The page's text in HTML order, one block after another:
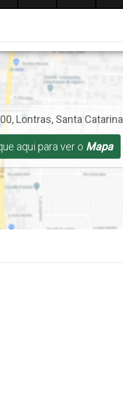
, Lontras, Santa Catarina
aqui para ver o Mapa